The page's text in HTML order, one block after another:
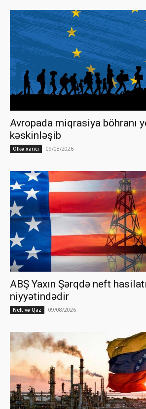
Avropada miqrasiya böhranı
kəskinləşib
Ölkə xarici 09/08/2026
ABŞ Yaxın Şərqdə neft
niyyətindədir
Neft və Qaz 09/08/2026